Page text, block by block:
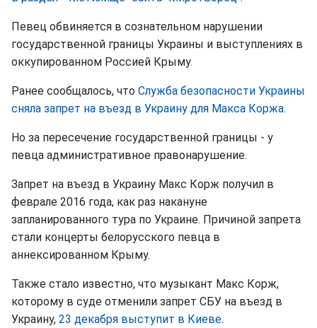
Певец обвиняется в сознательном нарушении
государственной границы Украины и выступлениях в
оккупированном Россией Крыму.
Ранее сообщалось, что Служба безопасности Украины
сняла запрет на въезд в Украину для Макса Коржа.
Но за пересечение государственной границы - у
певца административное правонарушение.
Запрет на въезд в Украину Макс Корж получил в
феврале 2016 года, как раз накануне
запланированного тура по Украине. Причиной запрета
стали концерты белорусского певца в
аннексированном Крыму.
Также стало известно, что музыкант Макс Корж,
которому в суде отменили запрет СБУ на въезд в
Украину, 23 декабря выступит в Киеве.